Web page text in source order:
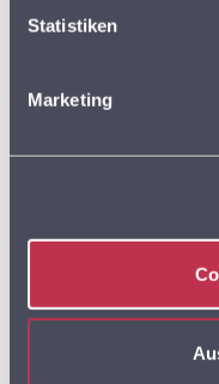
Statistiken
Marketing
LKW LKW